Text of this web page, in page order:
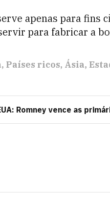
apenas para fins
para fabricar a
Países ricos Ásia
Romney vence as